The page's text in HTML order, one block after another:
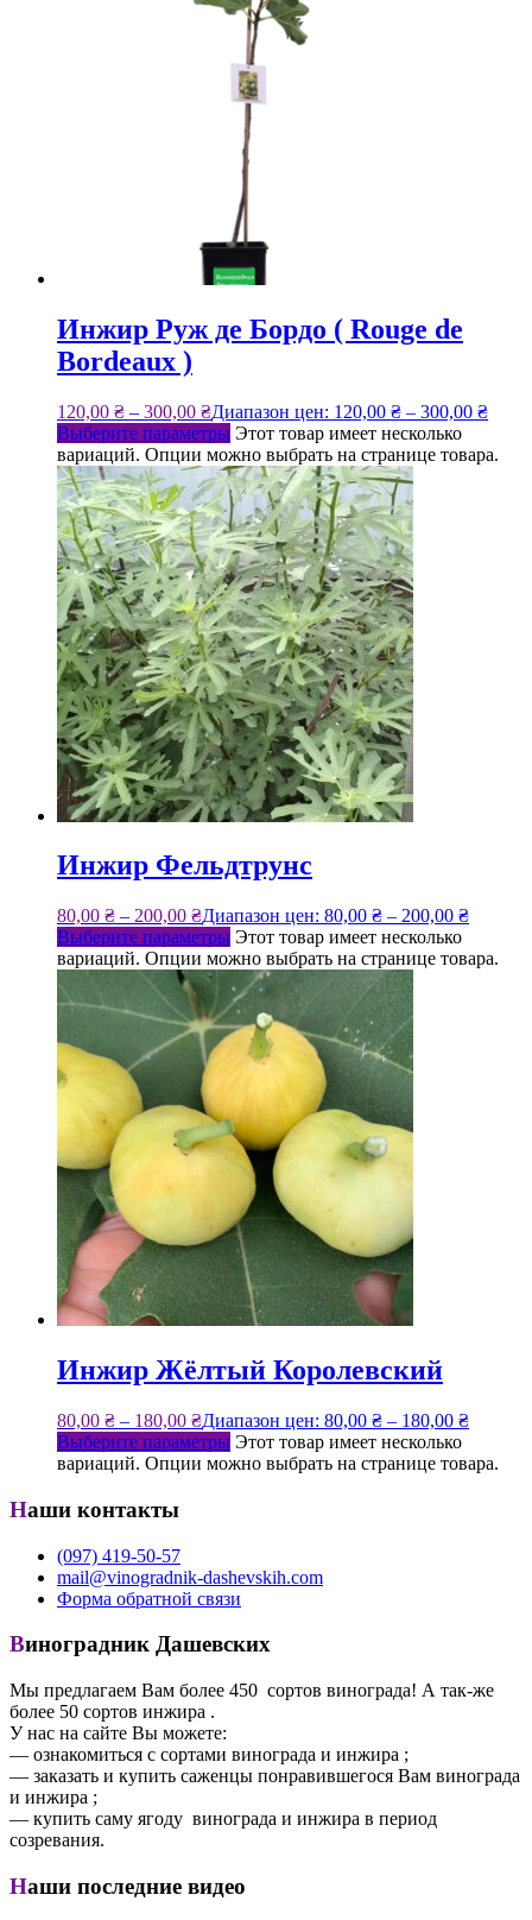
Инжир Руж де Бордо ( Rouge de
Bordeaux )
120,00 ₴ – 300,00 ₴Диапазон цен: 120,00 ₴ – 300,00 ₴
Выберите параметры Этот товар имеет несколько
вариаций. Опции можно выбрать на странице товара.
Инжир Фельдтрунс
80,00 ₴ – 200,00 ₴Диапазон цен: 80,00 ₴ – 200,00 ₴
Выберите параметры Этот товар имеет несколько
вариаций. Опции можно выбрать на странице товара.
Инжир Жёлтый Королевский
80,00 ₴ – 180,00 ₴Диапазон цен: 80,00 ₴ – 180,00 ₴
Выберите параметры Этот товар имеет несколько
вариаций. Опции можно выбрать на странице товара.
Наши контакты
(097) 419-50-57
mail@vinogradnik-dashevskih.com
Форма обратной связи
Виноградник Дашевских
Мы предлагаем Вам более 450 сортов винограда! А так-же
более 50 сортов инжира .
У нас на сайте Вы можете:
— ознакомиться с сортами винограда и инжира ;
— заказать и купить саженцы понравившегося Вам винограда
и инжира ;
— купить саму ягоду винограда и инжира в период
созревания.
Наши последние видео